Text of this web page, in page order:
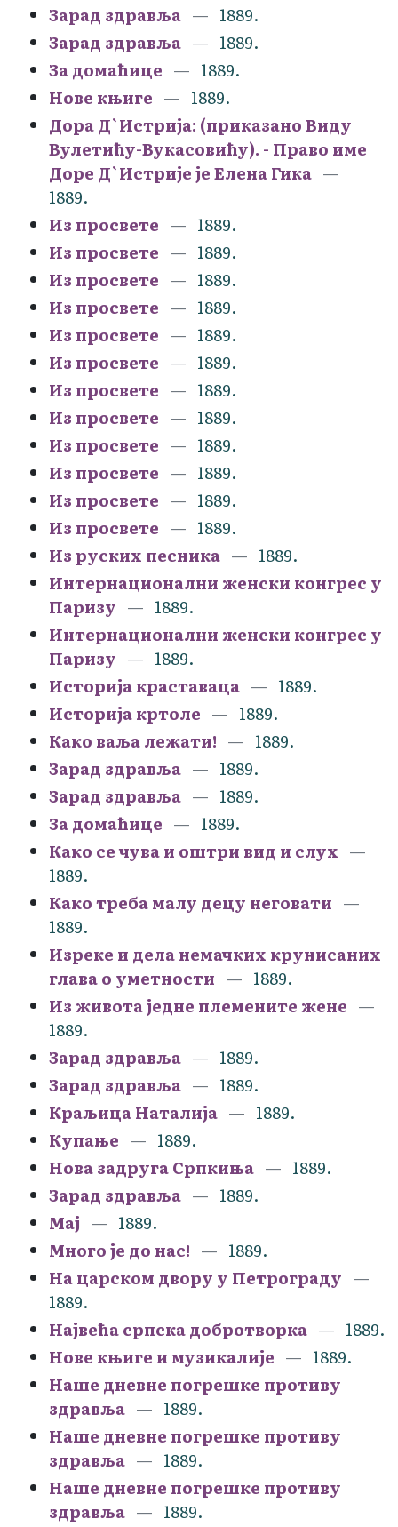
Зарад здравља
1889.
Зарад здравља
1889.
За домаћице
1889.
Нове књиге
1889.
Дора Д`Истрија: (приказано Виду
Вулетићу-Вукасовићу). - Право име
Доре Д`Истрије је Елена Гика
1889.
Из просвете
1889.
Из просвете
1889.
Из просвете
1889.
Из просвете
1889.
Из просвете
1889.
Из просвете
1889.
Из просвете
1889.
Из просвете
1889.
Из просвете
1889.
Из просвете
1889.
Из просвете
1889.
Из просвете
1889.
Из руских песника
1889.
Интернационални женски конгрес у
Паризу
1889.
Интернационални женски конгрес у
Паризу
1889.
Историја краставаца
1889.
Историја кртоле
1889.
Како ваља лежати!
1889.
Зарад здравља
1889.
Зарад здравља
1889.
За домаћице
1889.
Како се чува и оштри вид и слух
1889.
Како треба малу децу неговати
1889.
Изреке и дела немачких крунисаних
глава о уметности
1889.
Из живота једне племените жене
1889.
Зарад здравља
1889.
Зарад здравља
1889.
Краљица Наталија
1889.
Купање
1889.
Нова задруга Српкиња
1889.
Зарад здравља
1889.
Мај
1889.
Много је до нас!
1889.
На царском двору у Петрограду
1889.
Највећа српска добротворка
1889.
Нове књиге и музикалије
1889.
Наше дневне погрешке противу
здравља
1889.
Наше дневне погрешке противу
здравља
1889.
Наше дневне погрешке противу
здравља
1889.